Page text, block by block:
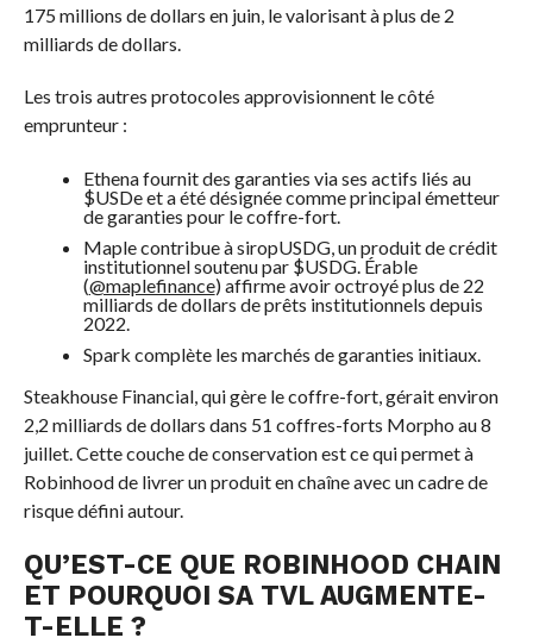
175 millions de dollars en juin, le valorisant à plus de 2
milliards de dollars.
Les trois autres protocoles approvisionnent le côté
emprunteur :
Ethena fournit des garanties via ses actifs liés au
$USDe et a été désignée comme principal émetteur
de garanties pour le coffre-fort.
Maple contribue à siropUSDG, un produit de crédit
institutionnel soutenu par $USDG. Érable
(@maplefinance) affirme avoir octroyé plus de 22
milliards de dollars de prêts institutionnels depuis
2022.
Spark complète les marchés de garanties initiaux.
Steakhouse Financial, qui gère le coffre-fort, gérait environ
2,2 milliards de dollars dans 51 coffres-forts Morpho au 8
juillet. Cette couche de conservation est ce qui permet à
Robinhood de livrer un produit en chaîne avec un cadre de
risque défini autour.
QU’EST-CE QUE ROBINHOOD CHAIN
ET POURQUOI SA TVL AUGMENTE-
T-ELLE ?